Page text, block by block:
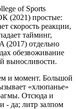
of Sports
(2021) простые:
скорость реакции,
тайминг,
(2017) отдельно
обезвоживание
выносливости.
и момент. Большой
«хлюпанье»
Отсюда и
- да; литр залпом